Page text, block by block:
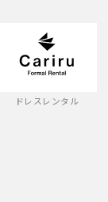
ドレスレンタル